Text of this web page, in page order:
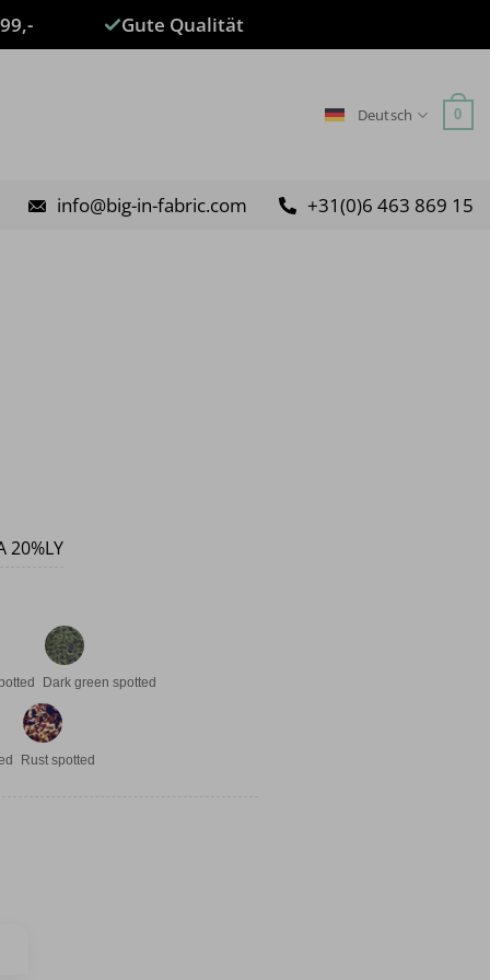
Gute Qualität
Deutsch 0
info@big-in-fabric.com +31(0)6 463 869 15
20%LY
Dark green spotted
Rust spotted